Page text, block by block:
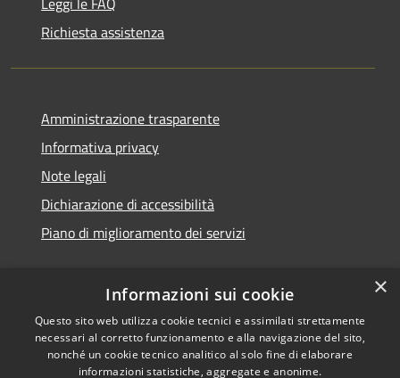
Richiesta assistenza
Amministrazione trasparente
Informativa privacy
Note legali
Dichiarazione di accessibilità
Piano di miglioramento dei servizi
RSS
Accessibilità
Privacy
Copyright © 2026 • Comune di
Treviglio • Powered by
Municipium•Accesso
×
Informazioni sui cookie
Questo sito web utilizza cookie tecnici e assimilati strettamente
necessari al corretto funzionamento e alla navigazione del sito,
nonché un cookie tecnico analitico al solo fine di elaborare
informazioni statistiche, aggregate e anonime.